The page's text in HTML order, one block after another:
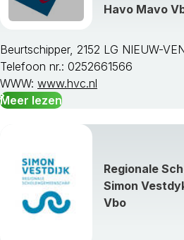
Havo Mavo
Beurtschipper, 2152 LG NIEUW-
Telefoon nr.: 0252661566
WWW: www.hvc.nl
Meer lezen
Regionale
Simon
Vbo